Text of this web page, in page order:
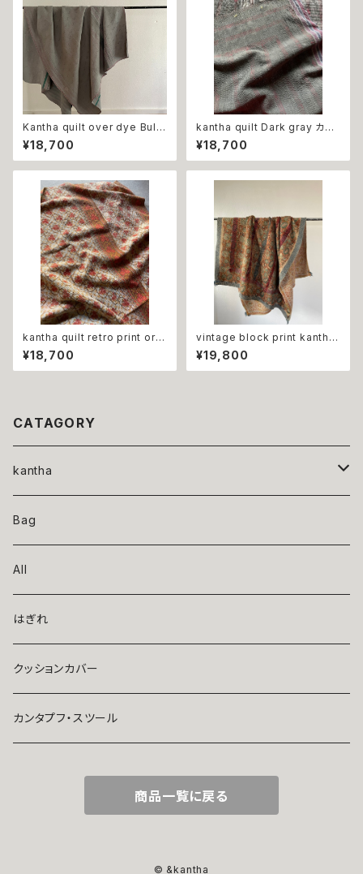
Kantha quilt over dye Bule
gray カンタキルト オーバー
ダイ ブルーグレー
¥18,700
kantha quilt Dark gray カン
タキルト ダークグレー
¥18,700
kantha quilt retro print ora
nge flower ビンテージ カンタ
キルト レトロ オレンジ
¥18,700
vintage block print kantha
quilt brick 泥染ブロックプリン
トカンタキルト レンガカラー
¥19,800
CATAGORY
kantha
indigo
orver dye
baby（小さめサイズ）
ajrakh
other(その他）
Bag
All
はぎれ
クッションカバー
カンタプフ・スツール
商品一覧に戻る
© &kantha